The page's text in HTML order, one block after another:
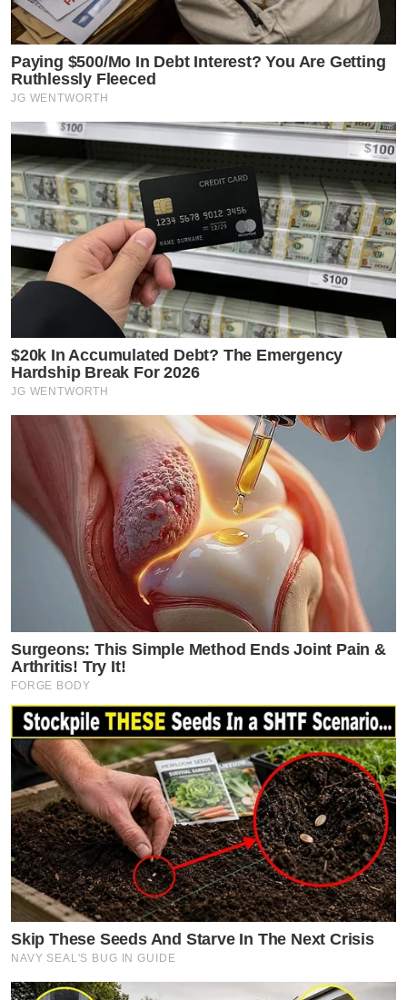
Paying $500/Mo In Debt Interest? You Are Getting
Ruthlessly Fleeced
JG WENTWORTH
$20k In Accumulated Debt? The Emergency
Hardship Break For 2026
JG WENTWORTH
Surgeons: This Simple Method Ends Joint Pain &
Arthritis! Try It!
FORGE BODY
Skip These Seeds And Starve In The Next Crisis
NAVY SEAL'S BUG IN GUIDE